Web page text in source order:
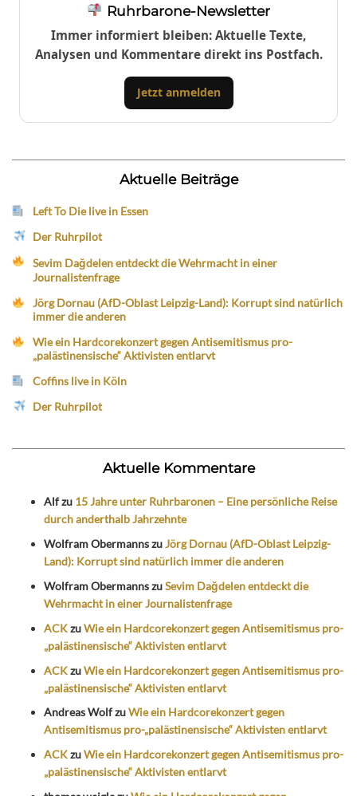
Ruhrbarone-Newsletter
Immer informiert bleiben: Aktuelle Texte,
Analysen und Kommentare direkt ins Postfach.
Jetzt anmelden
Aktuelle Beiträge
Left To Die live in Essen
Der Ruhrpilot
Sevim Dağdelen entdeckt die Wehrmacht in einer
Journalistenfrage
Jörg Dornau (AfD-Oblast Leipzig-Land): Korrupt sind natürlich
immer die anderen
Wie ein Hardcorekonzert gegen Antisemitismus pro-
„palästinensische“ Aktivisten entlarvt
Coffins live in Köln
Der Ruhrpilot
Aktuelle Kommentare
Alfzu 15 Jahre unter Ruhrbaronen – Eine persönliche Reise
durch anderthalb Jahrzehnte
Wolfram ObermannszuJörg Dornau (AfD-Oblast Leipzig-
Land): Korrupt sind natürlich immer die anderen
Wolfram ObermannszuSevim Dağdelen entdeckt die
Wehrmacht in einer Journalistenfrage
ACKzuWie ein Hardcorekonzert gegen Antisemitismus pro-
„palästinensische“ Aktivisten entlarvt
ACKzuWie ein Hardcorekonzert gegen Antisemitismus pro-
„palästinensische“ Aktivisten entlarvt
Andreas WolfzuWie ein Hardcorekonzert gegen
Antisemitismus pro-„palästinensische“ Aktivisten entlarvt
ACKzuWie ein Hardcorekonzert gegen Antisemitismus pro-
„palästinensische“ Aktivisten entlarvt